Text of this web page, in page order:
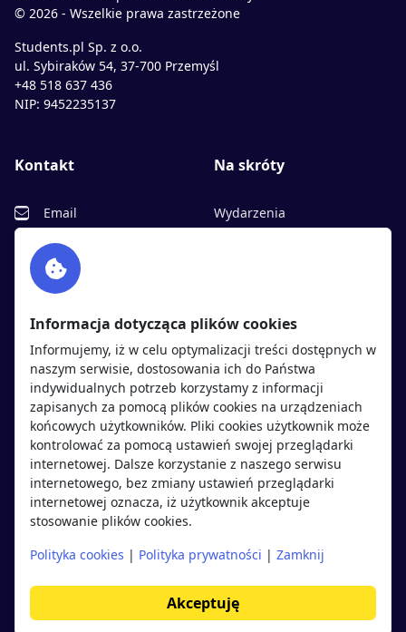
© 2026 - Wszelkie prawa zastrzeżone
Students.pl Sp. z o.o.
ul. Sybiraków 54, 37-700 Przemyśl
+48 518 637 436
NIP: 9452235137
Kontakt
Email
Facebook
Twitter
Na skróty
Wydarzenia
Polityka cookies
Polityka prywatności
Kandydaci
Regulamin kandydata
Oferty pracy
Pracodawcy
Opinie o pracodawcach
Blog
Pracodawcy
Regulamin pracodawcy
Dodaj ogłoszenie
Informacja dotycząca plików cookies
Informujemy, iż w celu optymalizacji treści dostępnych w
naszym serwisie, dostosowania ich do Państwa
indywidualnych potrzeb korzystamy z informacji
zapisanych za pomocą plików cookies na urządzeniach
końcowych użytkowników. Pliki cookies użytkownik może
kontrolować za pomocą ustawień swojej przeglądarki
internetowej. Dalsze korzystanie z naszego serwisu
internetowego, bez zmiany ustawień przeglądarki
internetowej oznacza, iż użytkownik akceptuje
stosowanie plików cookies.
Polityka cookies | Polityka prywatności | Zamknij
Akceptuję